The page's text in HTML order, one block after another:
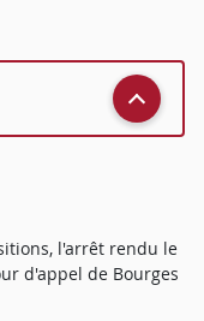
l'arrêt rendu le
d'appel de Bourges